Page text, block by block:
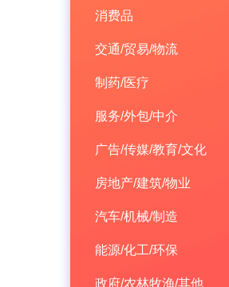
消费品
交通/贸易/物流
制药/医疗
服务/外包/中介
广告/传媒/教育/文化
房地产/建筑/物业
汽车/机械/制造
能源/化工/环保
政府/农林牧渔/其他